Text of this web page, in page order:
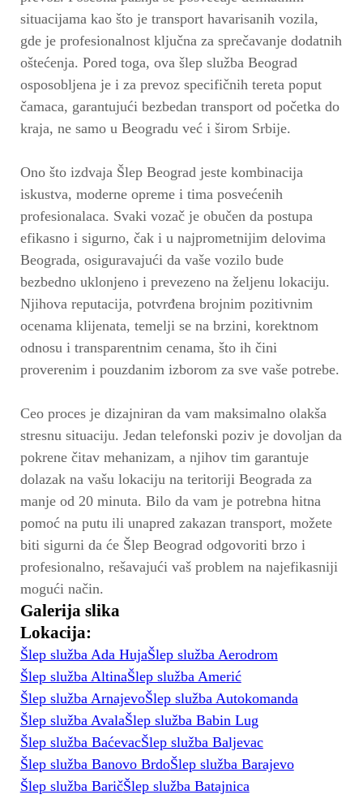
situacijama kao što je transport havarisanih vozila,
gde je profesionalnost ključna za sprečavanje dodatnih
oštećenja. Pored toga, ova šlep služba Beograd
osposobljena je i za prevoz specifičnih tereta poput
čamaca, garantujući bezbedan transport od početka do
kraja, ne samo u Beogradu već i širom Srbije.
Ono što izdvaja Šlep Beograd jeste kombinacija
iskustva, moderne opreme i tima posvećenih
profesionalaca. Svaki vozač je obučen da postupa
efikasno i sigurno, čak i u najprometnijim delovima
Beograda, osiguravajući da vaše vozilo bude
bezbedno uklonjeno i prevezeno na željenu lokaciju.
Njihova reputacija, potvrđena brojnim pozitivnim
ocenama klijenata, temelji se na brzini, korektnom
odnosu i transparentnim cenama, što ih čini
proverenim i pouzdanim izborom za sve vaše potrebe.
Ceo proces je dizajniran da vam maksimalno olakša
stresnu situaciju. Jedan telefonski poziv je dovoljan da
pokrene čitav mehanizam, a njihov tim garantuje
dolazak na vašu lokaciju na teritoriji Beograda za
manje od 20 minuta. Bilo da vam je potrebna hitna
pomoć na putu ili unapred zakazan transport, možete
biti sigurni da će Šlep Beograd odgovoriti brzo i
profesionalno, rešavajući vaš problem na najefikasniji
mogući način.
Galerija slika
Lokacija:
Šlep služba Ada HujaŠlep služba Aerodrom
Šlep služba AltinaŠlep služba Amerić
Šlep služba ArnajevoŠlep služba Autokomanda
Šlep služba AvalaŠlep služba Babin Lug
Šlep služba BaćevacŠlep služba Baljevac
Šlep služba Banovo BrdoŠlep služba Barajevo
Šlep služba BaričŠlep služba Batajnica